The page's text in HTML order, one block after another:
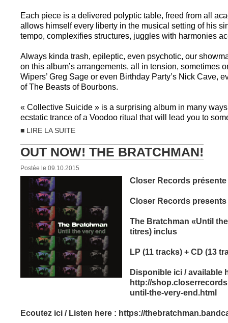
Each piece is a delivered polyptic table, freed from all
allows himself every liberty in the musical setting of his
tempo, complexifies structures, juggles with harmonies
Always kinda trash, epileptic, even psychotic, our
on this album’s arrangements, all in tension, sometimes
Wipers’ Greg Sage or even Birthday Party’s Nick Cave,
of The Beasts of Bourbons.
« Collective Suicide » is a surprising album in many
ecstatic trance of a Voodoo ritual that will lead you to
■ LIRE LA SUITE
OUT NOW! THE BRATCHMAN!
Postée le 09.10.2015
Closer Records
Closer Records
The Bratchman «Until
titres) inclus
LP (11 tracks) + CD (13
Disponible ici / available
http://
until-the-very-end.html
Ecoutez ici / Listen here : https://